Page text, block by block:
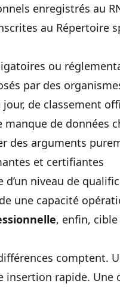
enregistrés au
au Répertoire
ou
par des
jour, de classement
manque de données
des arguments
et certifiantes
niveau de
une capacité
, enfin,
comptent.
insertion rapide.